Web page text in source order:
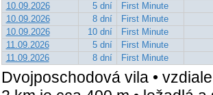
10.09.2026 5 dní
First Minute
10.09.2026
8 dní First Minute
10.09.2026
10 dní First Minute
11.09.2026
5 dní
First Minute
11.09.2026
8 dní First Minute
Dvojposchodová vila •